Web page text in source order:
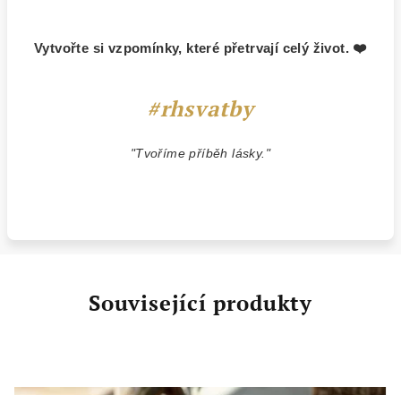
Vytvořte si vzpomínky, které přetrvají celý život. ❤️
#rhsvatby
"Tvoříme příběh lásky."
Související produkty